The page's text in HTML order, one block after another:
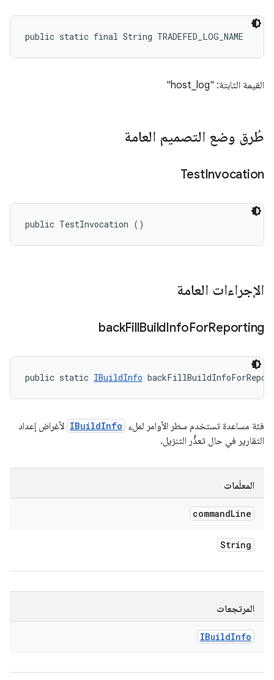
public static final String TRADEFED_LOG_NAME
القيمة الثابتة: "host_log"
طُرق وضع التصميم العامة
TestInvocation
public TestInvocation ()
الإجراءات العامة
backFillBuildInfoForReporting
public static IBuildInfo
فئة مساعدة تستخدم سطر الأوامر لملء IBuildInfo لأغراض إعداد
التقارير في حال تعذُّر التنزيل.
المعلَمات
commandLine
String
المرتجعات
IBuildInfo